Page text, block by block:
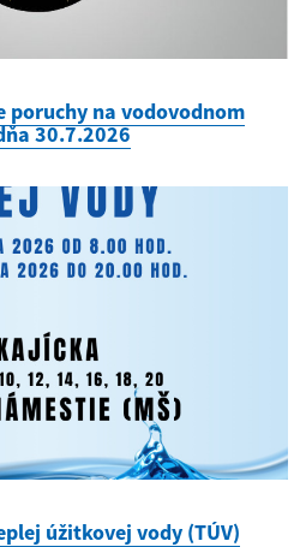
poruchy na vodovodnom
30.7.2026
úžitkovej vody (TÚV)